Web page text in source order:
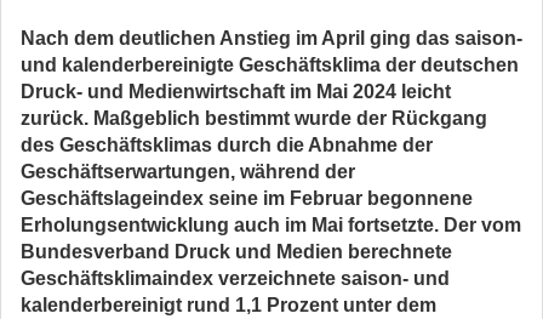
Nach dem deutlichen Anstieg im April ging das saison-
und kalenderbereinigte Geschäftsklima der deutschen
Druck- und Medienwirtschaft im Mai 2024 leicht
zurück. Maßgeblich bestimmt wurde der Rückgang
des Geschäftsklimas durch die Abnahme der
Geschäftserwartungen, während der
Geschäftslageindex seine im Februar begonnene
Erholungsentwicklung auch im Mai fortsetzte. Der vom
Bundesverband Druck und Medien berechnete
Geschäftsklimaindex verzeichnete saison- und
kalenderbereinigt rund 1,1 Prozent unter dem